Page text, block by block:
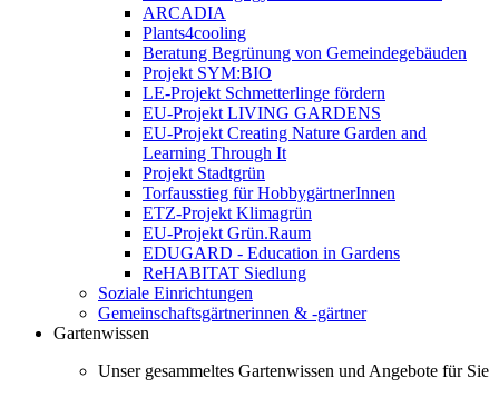
ARCADIA
Plants4cooling
Beratung Begrünung von Gemeindegebäuden
Projekt SYM:BIO
LE-Projekt Schmetterlinge fördern
EU-Projekt LIVING GARDENS
EU-Projekt Creating Nature Garden and
Learning Through It
Projekt Stadtgrün
Torfausstieg für HobbygärtnerInnen
ETZ-Projekt Klimagrün
EU-Projekt Grün.Raum
EDUGARD - Education in Gardens
ReHABITAT Siedlung
Soziale Einrichtungen
Gemeinschaftsgärtnerinnen & -gärtner
Gartenwissen
Unser gesammeltes Gartenwissen und Angebote für Sie